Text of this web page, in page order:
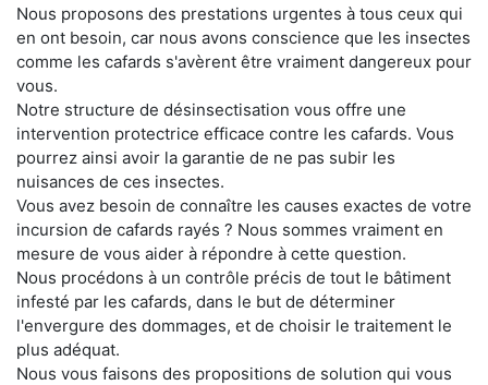
Nous proposons des prestations urgentes à tous ceux qui
en ont besoin, car nous avons conscience que les insectes
comme les cafards s'avèrent être vraiment dangereux pour
vous.
Notre structure de désinsectisation vous offre une
intervention protectrice efficace contre les cafards. Vous
pourrez ainsi avoir la garantie de ne pas subir les
nuisances de ces insectes.
Vous avez besoin de connaître les causes exactes de votre
incursion de cafards rayés ? Nous sommes vraiment en
mesure de vous aider à répondre à cette question.
Nous procédons à un contrôle précis de tout le bâtiment
infesté par les cafards, dans le but de déterminer
l'envergure des dommages, et de choisir le traitement le
plus adéquat.
Nous vous faisons des propositions de solution qui vous